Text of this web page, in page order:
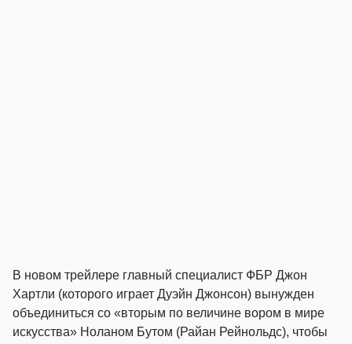
В новом трейлере главный специалист ФБР Джон
Хартли (которого играет Дуэйн Джонсон) вынужден
объединиться со «вторым по величине вором в мире
искусства» Ноланом Бутом (Райан Рейнольдс), чтобы